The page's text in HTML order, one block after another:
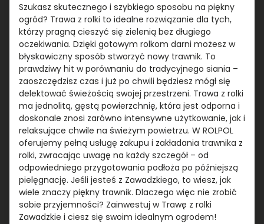
Szukasz skutecznego i szybkiego sposobu na piękny
ogród? Trawa z rolki to idealne rozwiązanie dla tych,
którzy pragną cieszyć się zielenią bez długiego
oczekiwania. Dzięki gotowym rolkom darni możesz w
błyskawiczny sposób stworzyć nowy trawnik. To
prawdziwy hit w porównaniu do tradycyjnego siania –
zaoszczędzisz czas i już po chwili będziesz mógł się
delektować świeżością swojej przestrzeni. Trawa z rolki
ma jednolitą, gęstą powierzchnię, która jest odporna i
doskonale znosi zarówno intensywne użytkowanie, jak i
relaksujące chwile na świeżym powietrzu. W ROLPOL
oferujemy pełną usługę zakupu i zakładania trawnika z
rolki, zwracając uwagę na każdy szczegół – od
odpowiedniego przygotowania podłoża po późniejszą
pielęgnację. Jeśli jesteś z Zawadzkiego, to wiesz, jak
wiele znaczy piękny trawnik. Dlaczego więc nie zrobić
sobie przyjemności? Zainwestuj w Trawę z rolki
Zawadzkie i ciesz się swoim idealnym ogrodem!